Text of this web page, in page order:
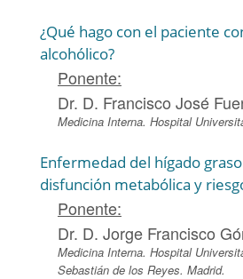
¿Qué hago con el paciente
alcohólico?
Ponente:
Dr. D. Francisco José
Medicina Interna. Hospital
Enfermedad del hígado
disfunción metabólica y
Ponente:
Dr. D. Jorge Francisco
Medicina Interna. Hospital
Sebastián de los Reyes. Madrid.